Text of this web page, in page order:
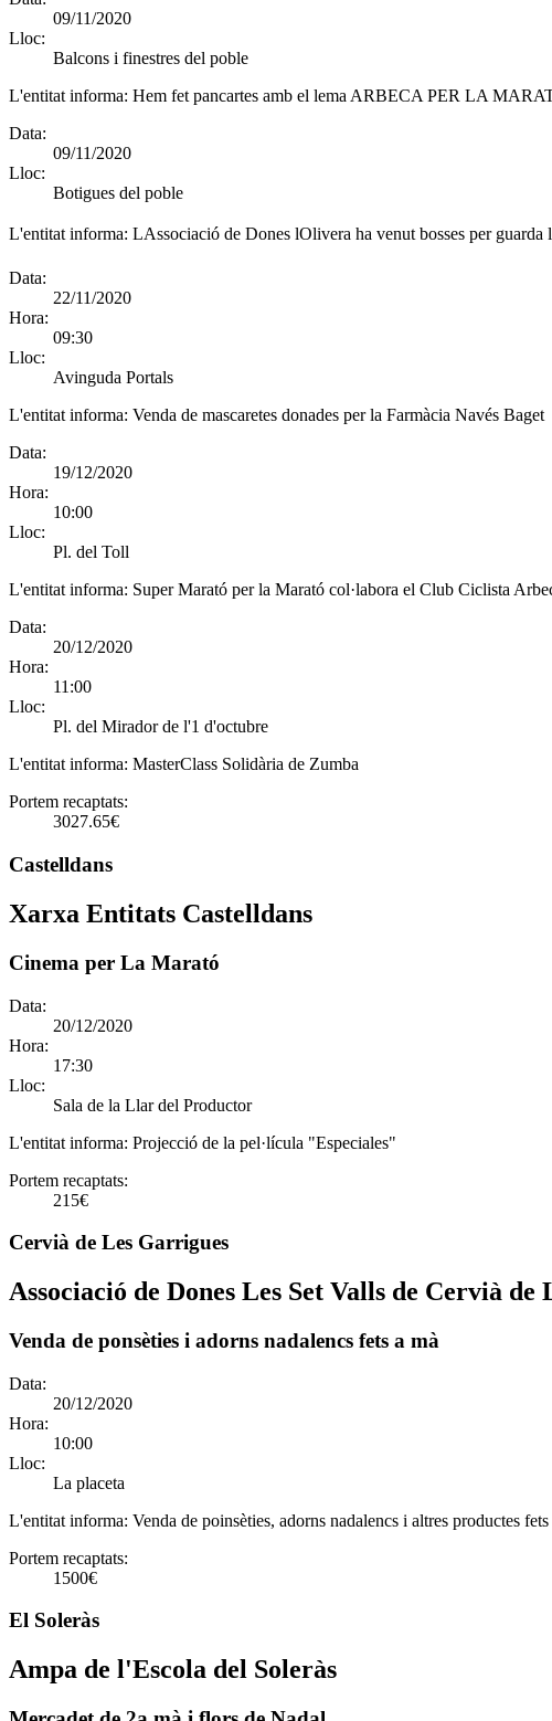
09/11/2020
Lloc:
Balcons i finestres del poble
L'entitat informa: Hem fet pancartes amb el lema ARBECA PER LA
Data:
09/11/2020
Lloc:
Botigues del poble
L'entitat informa: LAssociació de Dones lOlivera ha venut bosses per
Data:
22/11/2020
Hora:
09:30
Lloc:
Avinguda Portals
L'entitat informa: Venda de mascaretes donades per la Farmàcia Navés Baget
Data:
19/12/2020
Hora:
10:00
Lloc:
Pl. del Toll
L'entitat informa: Super Marató per la Marató col·labora el Club Ciclista
Data:
20/12/2020
Hora:
11:00
Lloc:
Pl. del Mirador de l'1 d'octubre
L'entitat informa: MasterClass Solidària de Zumba
Portem recaptats:
3027.65€
Castelldans
Xarxa Entitats Castelldans
Cinema per La Marató
Data:
20/12/2020
Hora:
17:30
Lloc:
Sala de la Llar del Productor
L'entitat informa: Projecció de la pel·lícula "Especiales"
Portem recaptats:
215€
Cervià de Les Garrigues
Associació de Dones Les Set Valls de Cervià de
Venda de ponsèties i adorns nadalencs fets a mà
Data:
20/12/2020
Hora:
10:00
Lloc:
La placeta
L'entitat informa: Venda de poinsèties, adorns nadalencs i altres productes
Portem recaptats:
1500€
El Soleràs
Ampa de l'Escola del Soleràs